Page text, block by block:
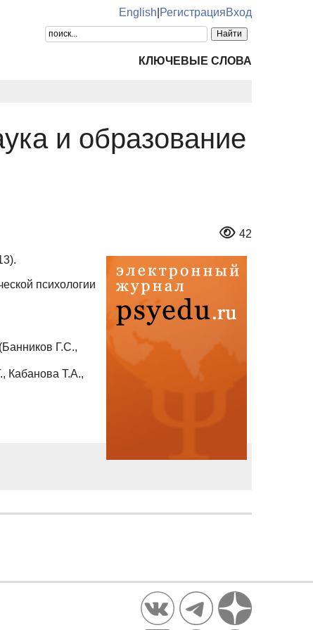
English РегистрацияВход
КЛЮЧЕВЫЕ СЛОВА
и образование
42
психологии
(Банников Г.С.,
Кабанова Т.А.,